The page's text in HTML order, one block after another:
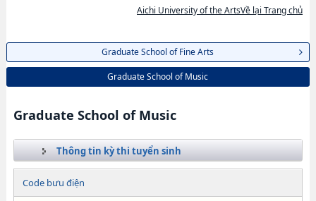
Aichi University of the ArtsVề lại Trang chủ
Graduate School of Fine Arts
Graduate School of Music
Graduate School of Music
Thông tin kỳ thi tuyển sinh
Code bưu điện